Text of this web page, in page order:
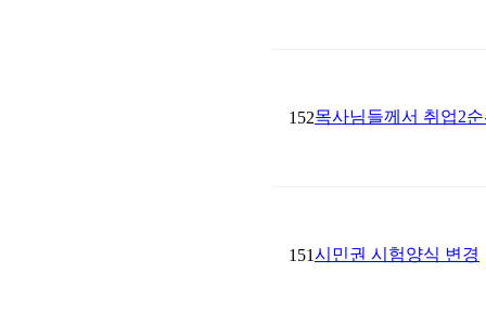
152목사님들께서 취업2
151시민권 시험양식 변경